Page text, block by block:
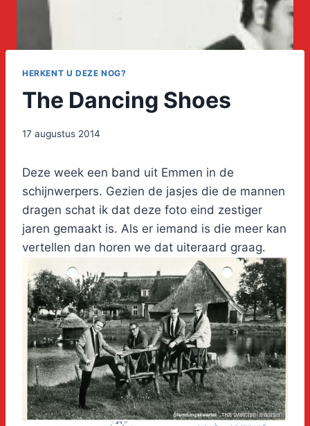
HERKENT U DEZE NOG?
The Dancing Shoes
17 augustus 2014
Deze week een band uit Emmen in de
schijnwerpers. Gezien de jasjes die de mannen
dragen schat ik dat deze foto eind zestiger
jaren gemaakt is. Als er iemand is die meer kan
vertellen dan horen we dat uiteraard graag.